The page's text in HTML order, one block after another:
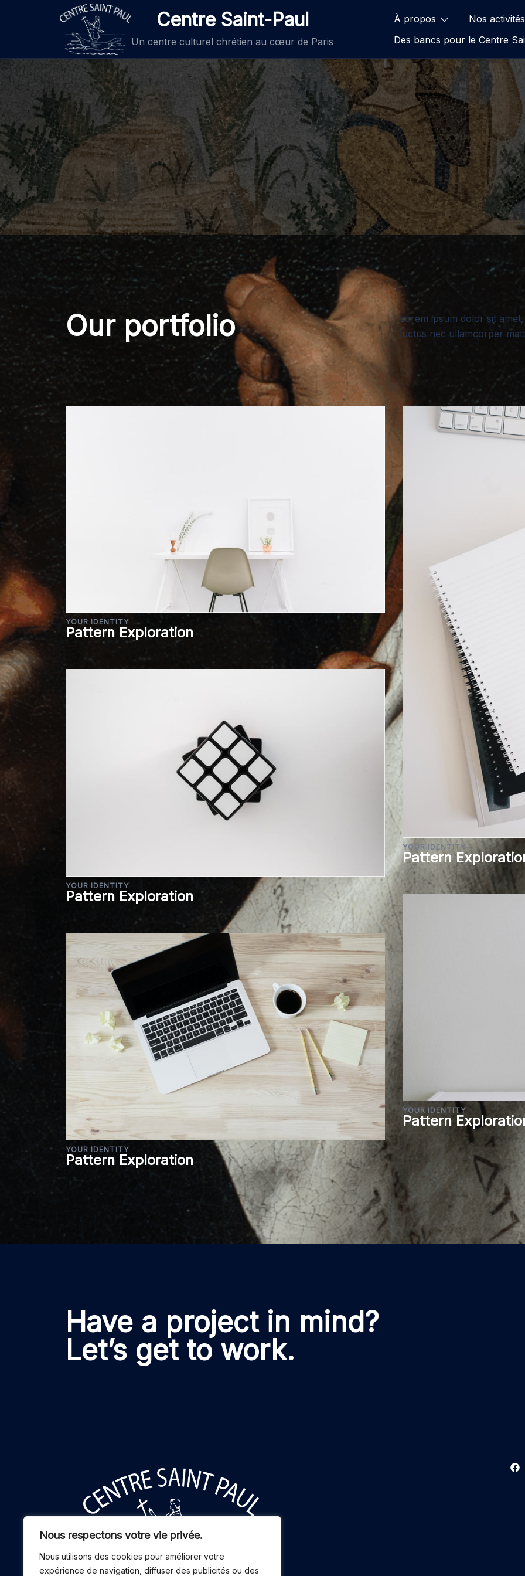
Nous respectons votre vie privée.
Nous utilisons des cookies pour améliorer votre
expérience de navigation, diffuser des publicités ou des
Centre Saint-Paul
Un centre culturel chrétien au cœur de Paris
À propos
Nos activités
Des bancs pour le Centre
Our portfolio
Lorem ipsum dolor sit
luctus nec ullamcorper
YOUR IDENTITY
Pattern Exploration
YOUR IDENTITY
Pattern Exploration
YOUR IDENTITY
Pattern Exploration
YOUR IDENTITY
Pattern
YOUR IDENTITY
Pattern
Have a project in mind?
Let’s get to work.